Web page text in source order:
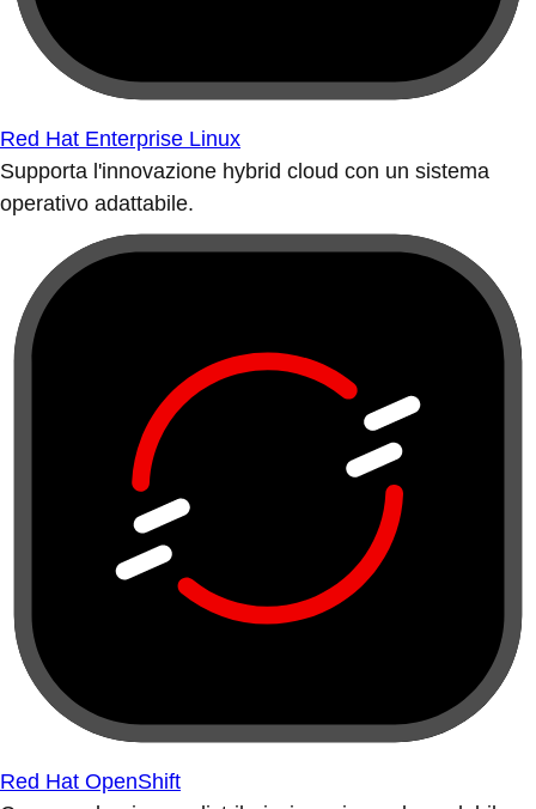
Red Hat Enterprise Linux
Supporta l'innovazione hybrid cloud con un sistema
operativo adattabile.
Red Hat OpenShift